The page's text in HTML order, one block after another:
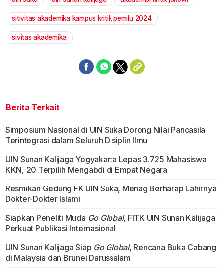
Mute
sitivitas akademika kampus kritik pemilu 2024
sivitas akademika
Berita Terkait
Simposium Nasional di UIN Suka Dorong Nilai Pancasila
Terintegrasi dalam Seluruh Disiplin Ilmu
UIN Sunan Kalijaga Yogyakarta Lepas 3.725 Mahasiswa
KKN, 20 Terpilih Mengabdi di Empat Negara
Resmikan Gedung FK UIN Suka, Menag Berharap Lahirnya
Dokter-Dokter Islami
Siapkan Peneliti Muda Go Global, FITK UIN Sunan Kalijaga
Perkuat Publikasi Internasional
UIN Sunan Kalijaga Siap Go Global, Rencana Buka Cabang
di Malaysia dan Brunei Darussalam